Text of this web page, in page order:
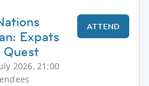
Expats
Quest
2026, 21:00
ATTEND